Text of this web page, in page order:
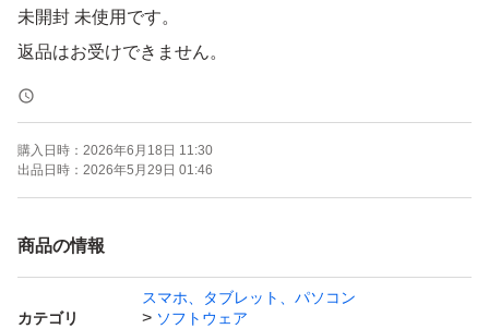
未開封 未使用です。
返品はお受けできません。
購入日時： 2026年6月18日 11:30
出品日時： 2026年5月29日 01:46
商品の情報
カテゴリ
スマホ、タブレット、パソコン
ソフトウェア